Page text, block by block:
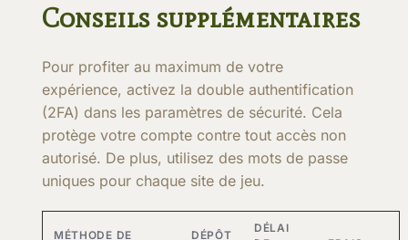
Conseils supplémentaires
Pour profiter au maximum de votre
expérience, activez la double authentification
(2FA) dans les paramètres de sécurité. Cela
protège votre compte contre tout accès non
autorisé. De plus, utilisez des mots de passe
uniques pour chaque site de jeu.
MÉTHODE DE
DÉPÔT
DÉLAI